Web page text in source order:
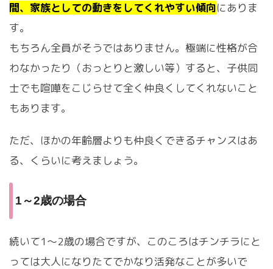
間、家族としての動きをしてくれやすい傾向にありま
す。
もちろん全員がそうではありません。極端に性格が合
わなかったり（おっとりと激しい等）すると、子供同
士でも喧嘩をこじらせて全く仲良くしてくれないこと
もあります。
ただ、ほかの年齢層よりも仲良くできるチャンスはあ
る、くらいに考えましょう。
1～2歳の場合
続いて1～2歳の場合ですが、このころはチンチラにと
っては大人になりたてでかなり活発なことが多いで